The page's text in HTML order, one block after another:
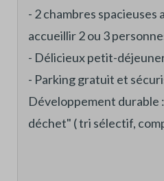
- 2 chambres spacieuses
accueillir 2 ou 3
- Délicieux petit-
- Parking gratuit et
Développement durable
déchet" ( tri sélectif,